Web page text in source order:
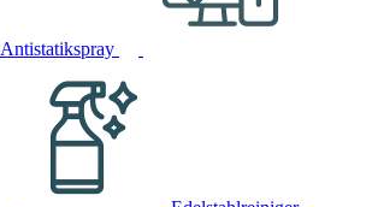
Antistatikspray